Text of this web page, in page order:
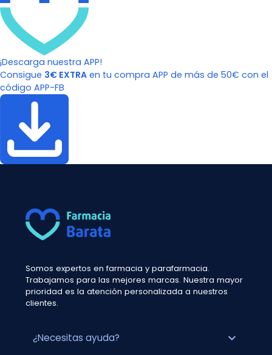
¡Descarga nuestra APP!
Consigue 3€ EXTRA en tu compra APP de más de 50€ con el
código APP-FB
Somos expertos en farmacia y parafarmacia.
Trabajamos para las mejores marcas. Nuestra mayor
prioridad es la atención personalizada a nuestros
clientes.
¿Necesitas ayuda? expand_more